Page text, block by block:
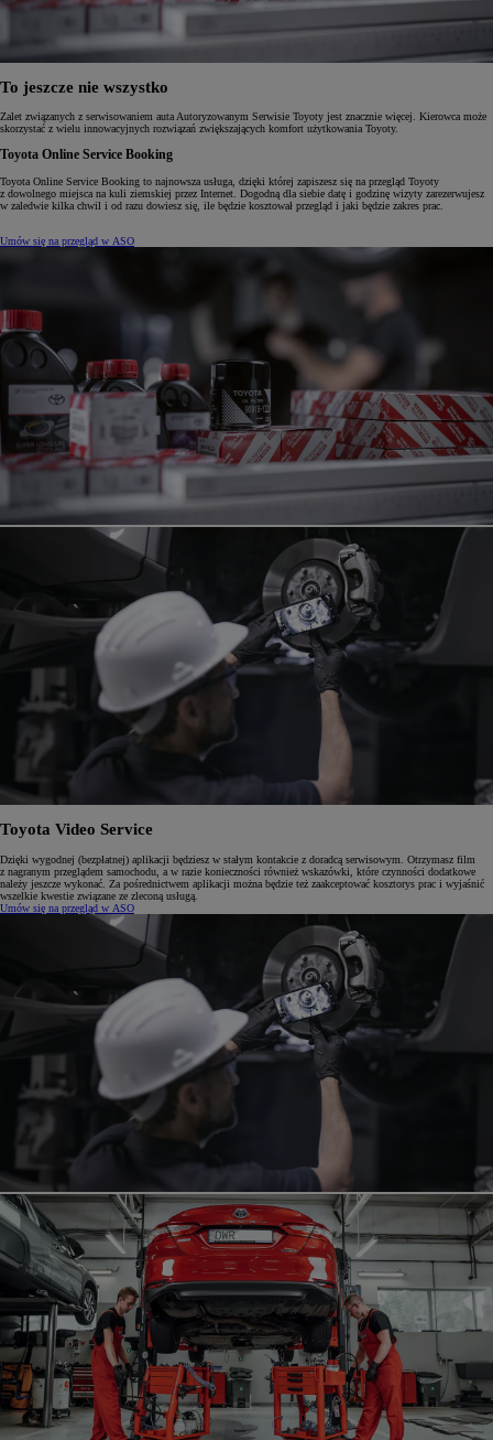
To jeszcze nie wszystko
Zalet związanych z serwisowaniem auta Autoryzowanym Serwisie Toyoty jest znacznie więcej. Kierowca może
skorzystać z wielu innowacyjnych rozwiązań zwiększających komfort użytkowania Toyoty.
Toyota Online Service Booking
Toyota Online Service Booking to najnowsza usługa, dzięki której zapiszesz się na przegląd Toyoty
z dowolnego miejsca na kuli ziemskiej przez Internet. Dogodną dla siebie datę i godzinę wizyty zarezerwujesz
w zaledwie kilka chwil i od razu dowiesz się, ile będzie kosztował przegląd i jaki będzie zakres prac.
Umów się na przegląd w ASO
Toyota Video Service
Dzięki wygodnej (bezpłatnej) aplikacji będziesz w stałym kontakcie z doradcą serwisowym. Otrzymasz film
z nagranym przeglądem samochodu, a w razie konieczności również wskazówki, które czynności dodatkowe
należy jeszcze wykonać. Za pośrednictwem aplikacji można będzie też zaakceptować kosztorys prac i wyjaśnić
wszelkie kwestie związane ze zleconą usługą.
Umów się na przegląd w ASO